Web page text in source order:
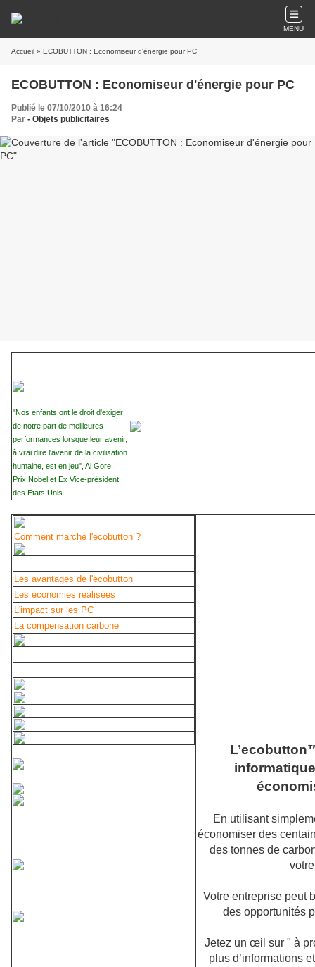
MENU
Accueil » ECOBUTTON : Economiseur d'énergie pour PC
ECOBUTTON : Economiseur d'énergie pour PC
Publié le 07/10/2010 à 16:24
Par - Objets publicitaires
"Nos enfants ont le droit d'exiger
de notre part de meilleures
performances lorsque leur avenir,
à vrai dire l'avenir de la civilisation
humaine, est en jeu", Al Gore,
Prix Nobel et Ex Vice-président
des Etats Unis.
Comment marche l'ecobutton ?
Les avantages de l'ecobutton
Les économies réalisées
L'impact sur les PC
La compensation carbone
En utilisant
économiser des
des tonnes de
Votre entreprise peut
des opportunités
Jetez un œil sur " à
plus d’informations